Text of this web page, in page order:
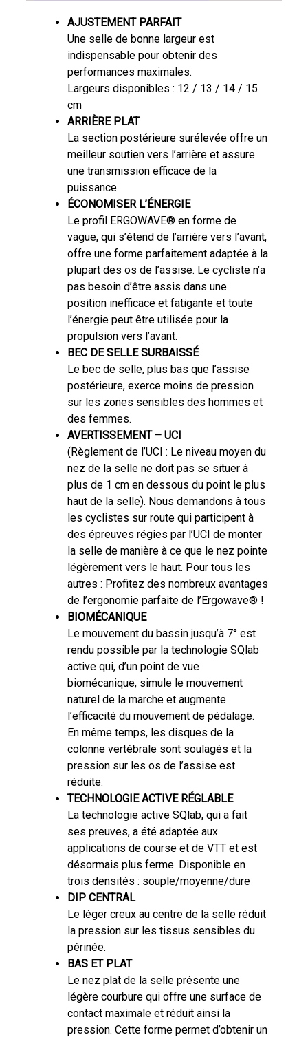
AJUSTEMENT PARFAIT
Une selle de bonne largeur est
indispensable pour obtenir des
performances maximales.
Largeurs disponibles : 12 / 13 / 14 / 15
cm
ARRIÈRE PLAT
La section postérieure surélevée offre un
meilleur soutien vers l’arrière et assure
une transmission efficace de la
puissance.
ÉCONOMISER L’ÉNERGIE
Le profil ERGOWAVE® en forme de
vague, qui s’étend de l’arrière vers l’avant,
offre une forme parfaitement adaptée à la
plupart des os de l’assise. Le cycliste n’a
pas besoin d’être assis dans une
position inefficace et fatigante et toute
l’énergie peut être utilisée pour la
propulsion vers l’avant.
BEC DE SELLE SURBAISSÉ
Le bec de selle, plus bas que l’assise
postérieure, exerce moins de pression
sur les zones sensibles des hommes et
des femmes.
AVERTISSEMENT – UCI
(Règlement de l’UCI : Le niveau moyen du
nez de la selle ne doit pas se situer à
plus de 1 cm en dessous du point le plus
haut de la selle). Nous demandons à tous
les cyclistes sur route qui participent à
des épreuves régies par l’UCI de monter
la selle de manière à ce que le nez pointe
légèrement vers le haut. Pour tous les
autres : Profitez des nombreux avantages
de l’ergonomie parfaite de l’Ergowave® !
BIOMÉCANIQUE
Le mouvement du bassin jusqu’à 7° est
rendu possible par la technologie SQlab
active qui, d’un point de vue
biomécanique, simule le mouvement
naturel de la marche et augmente
l’efficacité du mouvement de pédalage.
En même temps, les disques de la
colonne vertébrale sont soulagés et la
pression sur les os de l’assise est
réduite.
TECHNOLOGIE ACTIVE RÉGLABLE
La technologie active SQlab, qui a fait
ses preuves, a été adaptée aux
applications de course et de VTT et est
désormais plus ferme. Disponible en
trois densités : souple/moyenne/dure
DIP CENTRAL
Le léger creux au centre de la selle réduit
la pression sur les tissus sensibles du
périnée.
BAS ET PLAT
Le nez plat de la selle présente une
légère courbure qui offre une surface de
contact maximale et réduit ainsi la
pression. Cette forme permet d’obtenir un